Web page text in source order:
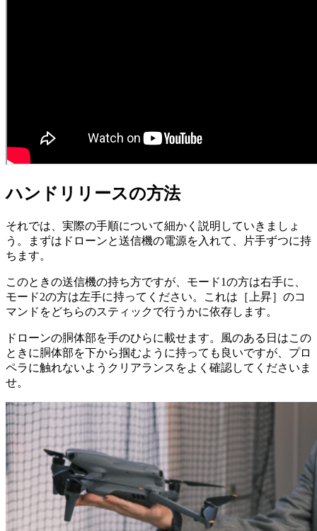
ハンドリリースの方法
それでは、実際の手順について細かく説明していきましょ
う。まずはドローンと送信機の電源を入れて、片手ずつに持
ちます。
このときの送信機の持ち方ですが、モード1の方は右手に、
モード2の方は左手に持ってください。これは［上昇］のコ
マンドをどちらのスティックで行うかに依存します。
ドローンの胴体部を手のひらに載せます。風のある日はこの
ときに胴体部を下から掴むように持っても良いですが、プロ
ペラに触れないようクリアランスをよく確認してくださいま
せ。